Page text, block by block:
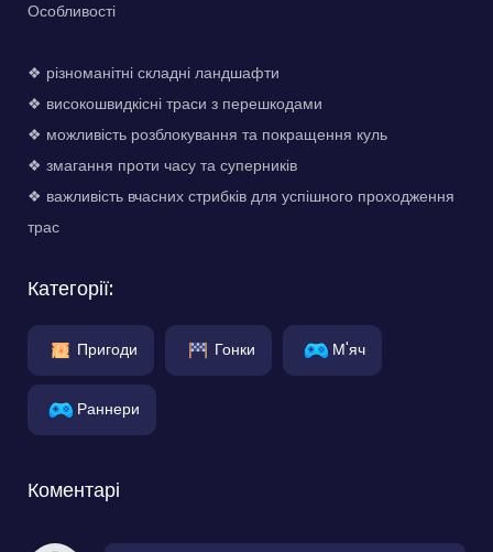
Особливості
❖ різноманітні складні ландшафти
❖ високошвидкісні траси з перешкодами
❖ можливість розблокування та покращення куль
❖ змагання проти часу та суперників
❖ важливість вчасних стрибків для успішного проходження
трас
Категорії:
Пригоди Гонки М'яч
Раннери
Коментарі